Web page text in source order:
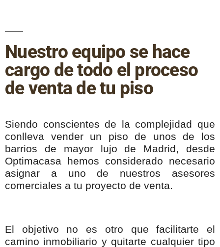
Nuestro equipo se hace
cargo de todo el proceso
de venta de tu piso
Siendo conscientes de la complejidad que
conlleva vender un piso de unos de los
barrios de mayor lujo de Madrid, desde
Optimacasa hemos considerado necesario
asignar a uno de nuestros asesores
comerciales a tu proyecto de venta.
El objetivo no es otro que facilitarte el
camino inmobiliario y quitarte cualquier tipo